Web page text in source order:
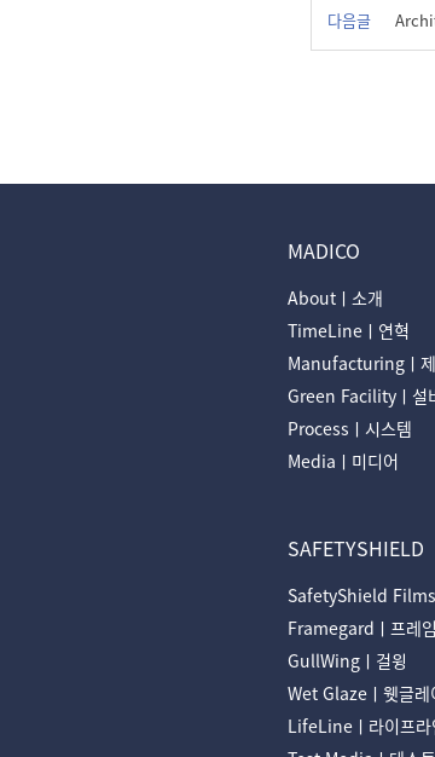
다음글
MADICO
Aboutㅣ소개
TimeLineㅣ연혁
Manufacturingㅣ
Green Facilityㅣ설
Processㅣ시스템
Mediaㅣ미디어
SAFETYSHIELD
SafetyShield
Framegardㅣ프레
GullWingㅣ걸윙
Wet Glazeㅣ웻글레
LifeLineㅣ라이프라